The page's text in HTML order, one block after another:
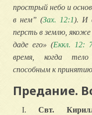
прострый небо и
в нем” (Зах. 12:1). И
персть в землю,
даде его» (Еккл. 12:
время, когда тело
способным к
Предание.
I.Свт.